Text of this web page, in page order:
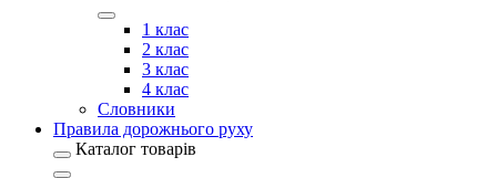
1 клас
2 клас
3 клас
4 клас
Словники
Правила дорожнього руху
Каталог товарів